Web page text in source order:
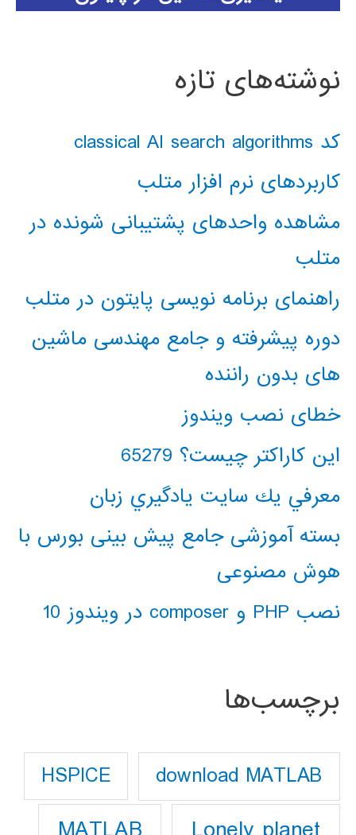
نوشته‌های تازه
کد classical AI search algorithms
کاربردهای نرم افزار متلب
مشاهده واحدهای پشتیبانی شونده در
متلب
راهنمای برنامه نویسی پایتون در متلب
دوره پیشرفته و جامع مهندسی ماشین
های بدون راننده
خطای نصب ویندوز
این کاراکتر چیست؟ 65279
معرفي يك سايت يادگيري زبان
بسته آموزشی جامع پیش بینی بورس با
هوش مصنوعی
نصب PHP و composer در ویندوز 10
برچسب‌ها
download MATLAB
HSPICE